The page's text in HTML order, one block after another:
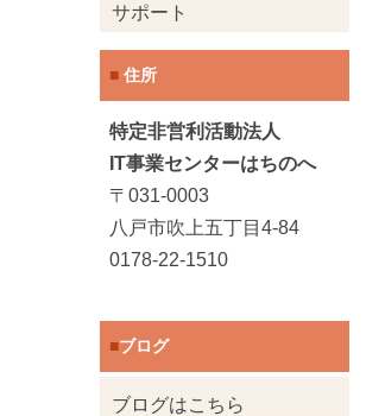
サポート
■住所
特定非営利活動法人
IT事業センターはちのへ
〒031-0003
八戸市吹上五丁目4-84
0178-22-1510
■ブログ
ブログはこちら